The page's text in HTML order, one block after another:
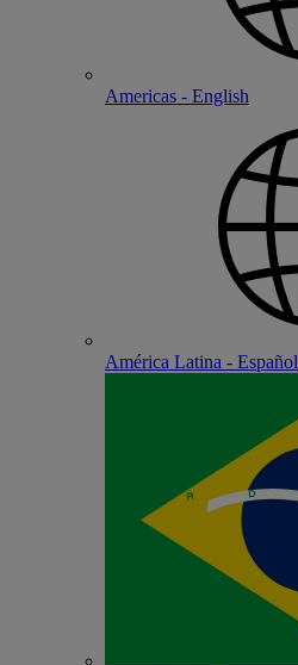
Americas - English
América Latina - Español